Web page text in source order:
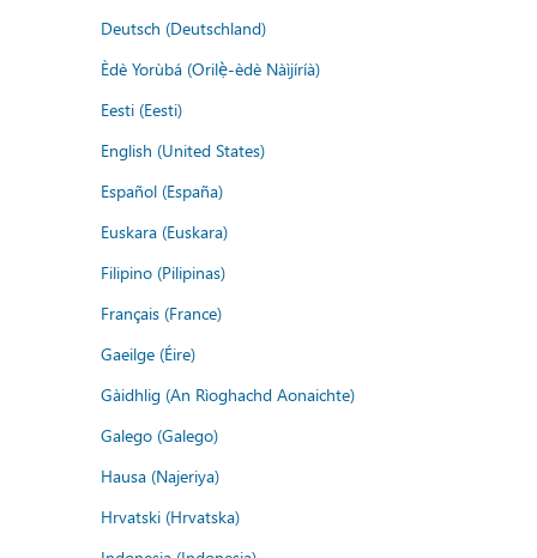
Deutsch (Deutschland)
Èdè Yorùbá (Orilẹ̀-èdè Nàìjíríà)
Eesti (Eesti)
English (United States)
Español (España)
Euskara (Euskara)
Filipino (Pilipinas)
Français (France)
Gaeilge (Éire)
Gàidhlig (An Rìoghachd Aonaichte)
Galego (Galego)
Hausa (Najeriya)
Hrvatski (Hrvatska)